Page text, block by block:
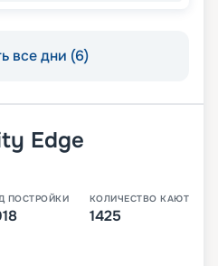
все дни (6)
Edge
ПОСТРОЙКИ КОЛИЧЕСТВО КАЮТ
1425